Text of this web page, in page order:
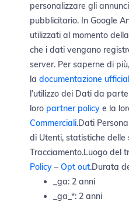
personalizzare gli
pubblicitario. In Google
utilizzati al momento
che i dati vengano
server. Per saperne di
ladocumentazione
l’utilizzo dei Dati da
loro partner policy e la
Commerciali.Dati
di Utenti, statistiche delle
Tracciamento.Luogo del
Policy –Opt out.Durata
_ga: 2 anni
_ga_*: 2 anni